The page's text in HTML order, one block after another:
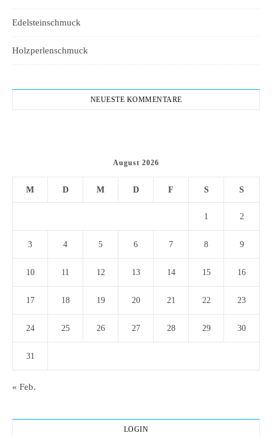
Edelsteinschmuck
Holzperlenschmuck
NEUESTE KOMMENTARE
August 2026
M D M D F S S
1 2
3 4 5 6 7 8 9
10 11 12 13 14 15 16
17 18 19 20 21 22 23
24 25 26 27 28 29 30
31
« Feb.
LOGIN